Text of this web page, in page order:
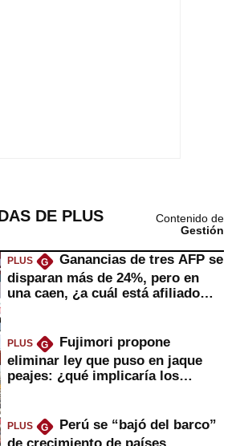
DE PLUS
Contenido de
Gestión
PLUS G
Ganancias de tres AFP se
disparan más de 24%, pero en
una caen, ¿a cuál está afiliado
PLUS G
Fujimori propone
eliminar ley que puso en jaque
peajes: ¿qué implicaría los
PLUS G
Perú se “bajó del barco”
de crecimiento de países